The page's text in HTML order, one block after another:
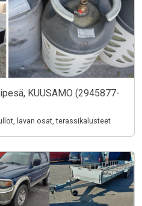
KUUSAMO (2945877-
lavan osat, terassikalusteet